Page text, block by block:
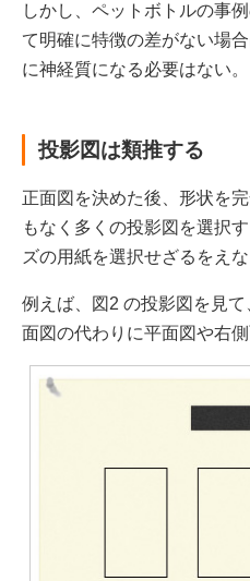
しかし、ペットボトルの事
て明確に特徴の差がない場
に神経質になる必要はない。
投影図は類推する
正面図を決めた後、形状を
もなく多くの投影図を選択
ズの用紙を選択せざるをえな
例えば、図2 の投影図を見
面図の代わりに平面図や右